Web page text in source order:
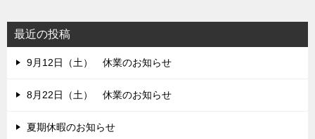
最近の投稿
9月12日（土） 休業のお知らせ
8月22日（土） 休業のお知らせ
夏期休暇のお知らせ